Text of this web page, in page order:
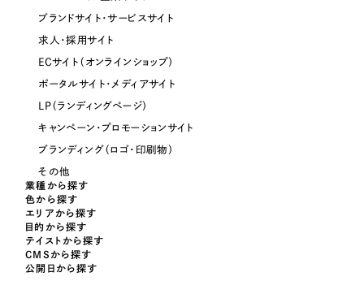
オレンジ・橙色
イエロー・黄色
グリーン・緑色
パープル・紫色
ピンク・桃色
ブランドサイト・サービスサイト
求人・採用サイト
ECサイト（オンラインショップ）
ポータルサイト・メディアサイト
LP（ランディングページ）
キャンペーン・プロモーションサイト
ブランディング（ロゴ・印刷物）
その他
業種から探す
色から探す
エリアから探す
目的から探す
テイストから探す
CMSから探す
公開日から探す